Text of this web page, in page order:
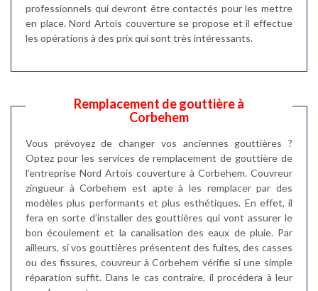
professionnels qui devront être contactés pour les mettre
en place. Nord Artois couverture se propose et il effectue
les opérations à des prix qui sont très intéressants.
Remplacement de gouttière à
Corbehem
Vous prévoyez de changer vos anciennes gouttières ?
Optez pour les services de remplacement de gouttière de
l’entreprise Nord Artois couverture à Corbehem. Couvreur
zingueur à Corbehem est apte à les remplacer par des
modèles plus performants et plus esthétiques. En effet, il
fera en sorte d’installer des gouttières qui vont assurer le
bon écoulement et la canalisation des eaux de pluie. Par
ailleurs, si vos gouttières présentent des fuites, des casses
ou des fissures, couvreur à Corbehem vérifie si une simple
réparation suffit. Dans le cas contraire, il procédera à leur